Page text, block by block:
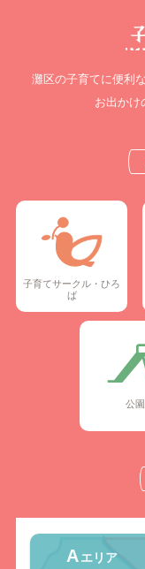
灘区の子育てに便利
お出かけ
子育てサークル・ひろ
ば
公園
Aエリア